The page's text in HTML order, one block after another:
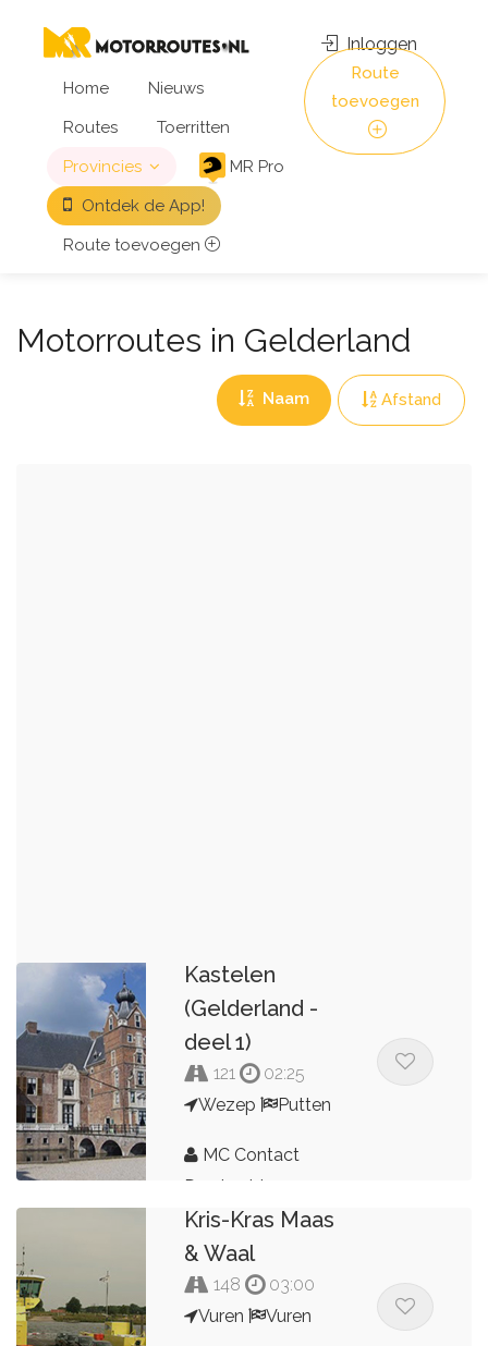
Home
Nieuws
Routes
Toerritten
Provincies
MR Pro
Ontdek de App!
Route toevoegen
Inloggen
Route
toevoegen
Motorroutes in Gelderland
Naam Afstand
Kastelen
(Gelderland -
deel 1)
121
02:25
Wezep
Putten
MC Contact
Dordrecht
Kris-Kras Maas
& Waal
148
03:00
Vuren
Vuren